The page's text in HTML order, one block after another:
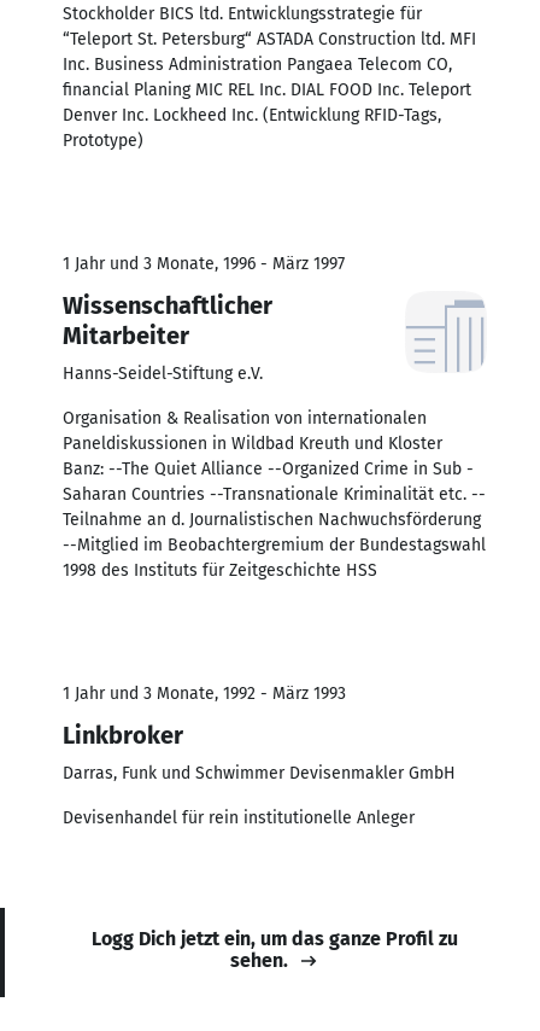
Stockholder BICS ltd. Entwicklungsstrategie für
“Teleport St. Petersburg“ ASTADA Construction ltd. MFI
Inc. Business Administration Pangaea Telecom CO,
financial Planing MIC REL Inc. DIAL FOOD Inc. Teleport
Denver Inc. Lockheed Inc. (Entwicklung RFID-Tags,
Prototype)
1 Jahr und 3 Monate, 1996 - März 1997
Wissenschaftlicher
Mitarbeiter
Hanns-Seidel-Stiftung e.V.
Organisation & Realisation von internationalen
Paneldiskussionen in Wildbad Kreuth und Kloster
Banz: --The Quiet Alliance --Organized Crime in Sub -
Saharan Countries --Transnationale Kriminalität etc. --
Teilnahme an d. Journalistischen Nachwuchsförderung
--Mitglied im Beobachtergremium der Bundestagswahl
1998 des Instituts für Zeitgeschichte HSS
1 Jahr und 3 Monate, 1992 - März 1993
Linkbroker
Darras, Funk und Schwimmer Devisenmakler GmbH
Devisenhandel für rein institutionelle Anleger
Logg Dich jetzt ein, um das ganze Profil zu
sehen.